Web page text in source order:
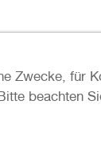
Zwecke, für
beachten